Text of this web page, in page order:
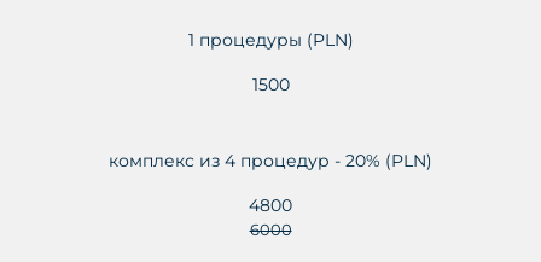
1 процедуры (PLN)
1500
комплекс из 4 процедур - 20% (PLN)
4800
6000